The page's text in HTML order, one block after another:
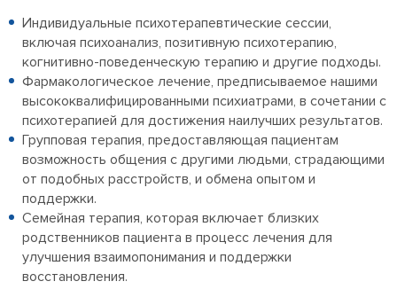
Индивидуальные психотерапевтические сессии,
включая психоанализ, позитивную психотерапию,
когнитивно-поведенческую терапию и другие подходы.
Фармакологическое лечение, предписываемое нашими
высококвалифицированными психиатрами, в сочетании с
психотерапией для достижения наилучших результатов.
Групповая терапия, предоставляющая пациентам
возможность общения с другими людьми, страдающими
от подобных расстройств, и обмена опытом и
поддержки.
Семейная терапия, которая включает близких
родственников пациента в процесс лечения для
улучшения взаимопонимания и поддержки
восстановления.